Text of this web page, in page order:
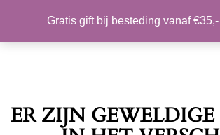
Toggle
MIJN ACCOUNT VERLANGLIJST
ER ZIJN
Gratis gift bij besteding vanaf €35,-